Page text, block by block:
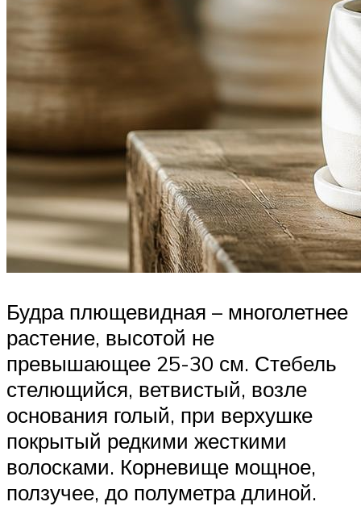
Будра плющевидная – многолетнее
растение, высотой не
превышающее 25-30 см. Стебель
стелющийся, ветвистый, возле
основания голый, при верхушке
покрытый редкими жесткими
волосками. Корневище мощное,
ползучее, до полуметра длиной.